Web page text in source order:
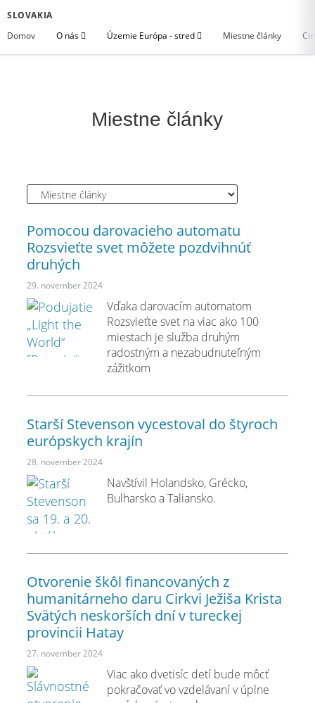
SLOVAKIA
Domov
O nás Územie Európa - stred Miestne články
Miestne články
Pomocou darovacieho automatu
Rozsvieťte svet môžete pozdvihnúť
druhých
29. november 2024
Vďaka darovacím automatom
Rozsvieťte svet na viac ako 100
miestach je služba druhým
radostným a nezabudnuteľným
zážitkom
Starší Stevenson vycestoval do štyroch
európskych krajín
28. november 2024
Navštívil Holandsko, Grécko,
Bulharsko a Taliansko.
Otvorenie škôl financovaných z
humanitárneho daru Cirkvi Ježiša Krista
Svätých neskorších dní v tureckej
provincii Hatay
27. november 2024
Viac ako dvetisíc detí bude môcť
pokračovať vo vzdelávaní v úplne